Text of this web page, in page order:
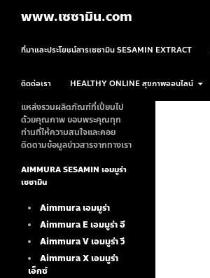
www.เซซามิน.com
ที่มาและประโยชน์สารเซซามิน SESAMIN EXTRACT
ติดต่อเรา HEALTHY ONLINE สุขภาพออนไลน์
แหล่งรวมผลิตภัณฑ์ที่เปี่ยมไป
ด้วยคุณภาพ ขอบพระคุณทุก
ท่านที่ให้ความสนใจและคอย
ติดตามข้อมูลข่าวสารจากทางเรา
AIMMURA SESAMIN เอมมูร่า
เซซามิน
Aimmura เอมมูร่า
Aimmura E เอมมูร่า อี
Aimmura V เอมมูร่า วี
Aimmura X เอมมูร่า
เอ็กซ์